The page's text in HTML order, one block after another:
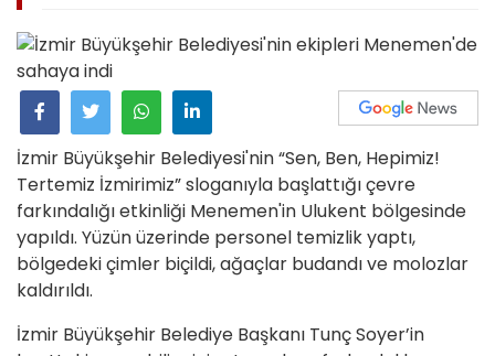
İzmir Büyükşehir Belediyesi'nin “Sen, Ben, Hepimiz!
Tertemiz İzmirimiz” sloganıyla başlattığı çevre
farkındalığı etkinliği Menemen'in Ulukent bölgesinde
yapıldı. Yüzün üzerinde personel temizlik yaptı,
bölgedeki çimler biçildi, ağaçlar budandı ve molozlar
kaldırıldı.
İzmir Büyükşehir Belediye Başkanı Tunç Soyer’in